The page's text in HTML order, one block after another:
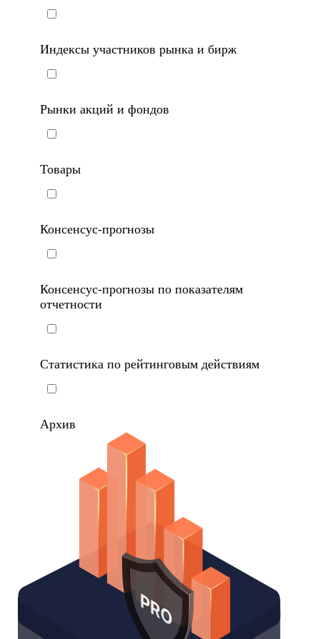
Индексы участников рынка и бирж
Рынки акций и фондов
Товары
Консенсус-прогнозы
Консенсус-прогнозы по показателям
отчетности
Статистика по рейтинговым действиям
Архив